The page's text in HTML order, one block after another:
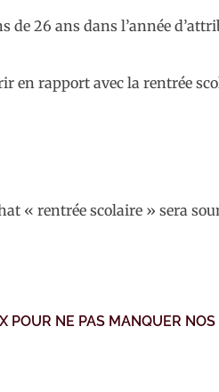
26 ans dans l’année
en rapport avec la rentrée
« rentrée scolaire » sera
POUR NE PAS MANQUER